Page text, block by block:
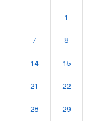
1
7 8
14 15
21 22
28 29